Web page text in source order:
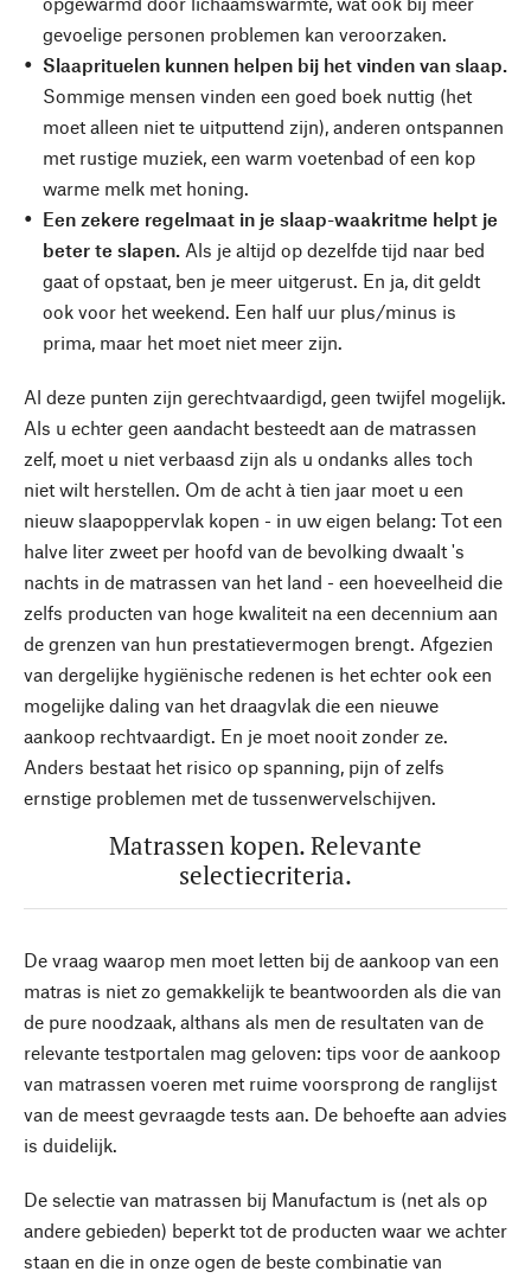
gevoelige personen problemen kan veroorzaken.
Slaaprituelen kunnen helpen bij het vinden van slaap.
Sommige mensen vinden een goed boek nuttig (het
moet alleen niet te uitputtend zijn), anderen ontspannen
met rustige muziek, een warm voetenbad of een kop
warme melk met honing.
Een zekere regelmaat in je slaap-waakritme helpt je
beter te slapen. Als je altijd op dezelfde tijd naar bed
gaat of opstaat, ben je meer uitgerust. En ja, dit geldt
ook voor het weekend. Een half uur plus/minus is
prima, maar het moet niet meer zijn.
Al deze punten zijn gerechtvaardigd, geen twijfel mogelijk.
Als u echter geen aandacht besteedt aan de matrassen
zelf, moet u niet verbaasd zijn als u ondanks alles toch
niet wilt herstellen. Om de acht à tien jaar moet u een
nieuw slaapoppervlak kopen - in uw eigen belang: Tot een
halve liter zweet per hoofd van de bevolking dwaalt 's
nachts in de matrassen van het land - een hoeveelheid die
zelfs producten van hoge kwaliteit na een decennium aan
de grenzen van hun prestatievermogen brengt. Afgezien
van dergelijke hygiënische redenen is het echter ook een
mogelijke daling van het draagvlak die een nieuwe
aankoop rechtvaardigt. En je moet nooit zonder ze.
Anders bestaat het risico op spanning, pijn of zelfs
ernstige problemen met de tussenwervelschijven.
Matrassen kopen. Relevante
selectiecriteria.
De vraag waarop men moet letten bij de aankoop van een
matras is niet zo gemakkelijk te beantwoorden als die van
de pure noodzaak, althans als men de resultaten van de
relevante testportalen mag geloven: tips voor de aankoop
van matrassen voeren met ruime voorsprong de ranglijst
van de meest gevraagde tests aan. De behoefte aan advies
is duidelijk.
De selectie van matrassen bij Manufactum is (net als op
andere gebieden) beperkt tot de producten waar we achter
staan en die in onze ogen de beste combinatie van